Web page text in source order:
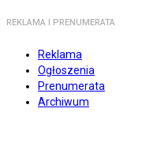
REKLAMA I PRENUMERATA
Reklama
Ogłoszenia
Prenumerata
Archiwum